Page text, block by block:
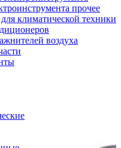
прочее
климатической техники
воздуха